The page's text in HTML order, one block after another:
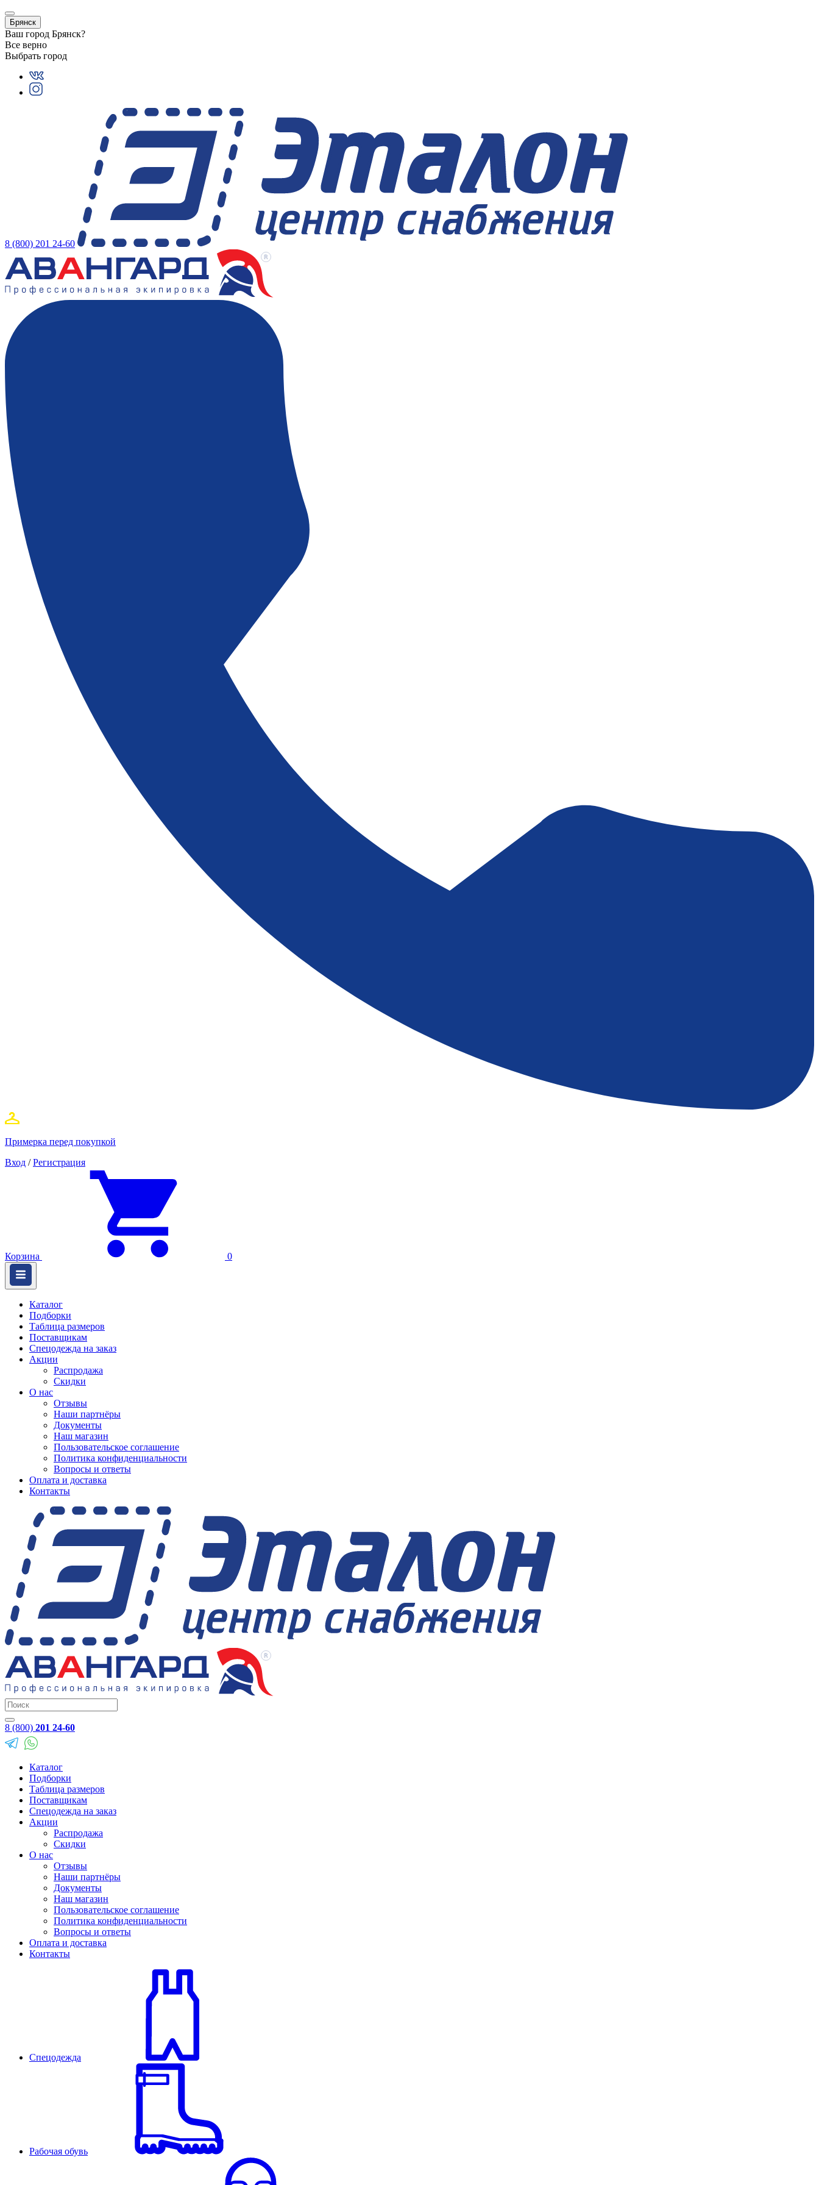
Брянск
Ваш город Брянск?
Все верно
Выбрать город
8 (800) 201 24-60
Примерка перед покупкой
Вход / Регистрация
Корзина 0
Каталог
Подборки
Таблица размеров
Поставщикам
Спецодежда на заказ
Акции
Распродажа
Скидки
О нас
Отзывы
Наши партнёры
Документы
Наш магазин
Пользовательское соглашение
Политика конфиденциальности
Вопросы и ответы
Оплата и доставка
Контакты
8 (800) 201 24-60
Каталог
Подборки
Таблица размеров
Поставщикам
Спецодежда на заказ
Акции
Распродажа
Скидки
О нас
Отзывы
Наши партнёры
Документы
Наш магазин
Пользовательское соглашение
Политика конфиденциальности
Вопросы и ответы
Оплата и доставка
Контакты
Спецодежда
Рабочая обувь